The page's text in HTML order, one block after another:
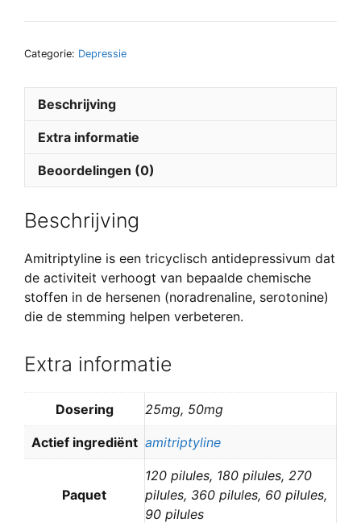
Categorie: Depressie
Beschrijving
Extra informatie
Beoordelingen (0)
Beschrijving
Amitriptyline is een tricyclisch antidepressivum dat
de activiteit verhoogt van bepaalde chemische
stoffen in de hersenen (noradrenaline, serotonine)
die de stemming helpen verbeteren.
Extra informatie
Dosering 25mg, 50mg
Actief ingrediënt amitriptyline
Paquet
120 pilules, 180 pilules, 270
pilules, 360 pilules, 60 pilules,
90 pilules